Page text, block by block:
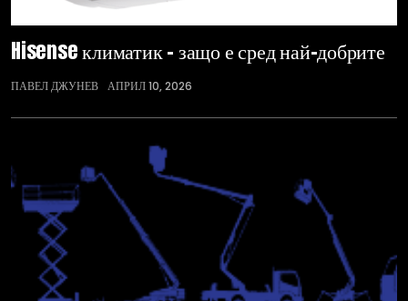
Hisense климатик – защо е сред най-добрите
ПАВЕЛ ДЖУНЕВ АПРИЛ 10, 2026